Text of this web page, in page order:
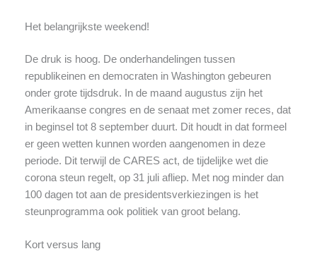
Het belangrijkste weekend!
De druk is hoog. De onderhandelingen tussen
republikeinen en democraten in Washington gebeuren
onder grote tijdsdruk. In de maand augustus zijn het
Amerikaanse congres en de senaat met zomer reces, dat
in beginsel tot 8 september duurt. Dit houdt in dat formeel
er geen wetten kunnen worden aangenomen in deze
periode. Dit terwijl de CARES act, de tijdelijke wet die
corona steun regelt, op 31 juli afliep. Met nog minder dan
100 dagen tot aan de presidentsverkiezingen is het
steunprogramma ook politiek van groot belang.
Kort versus lang